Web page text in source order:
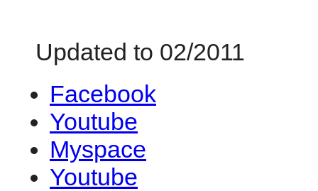
Updated to 02/2011
Facebook
Youtube
Myspace
Youtube